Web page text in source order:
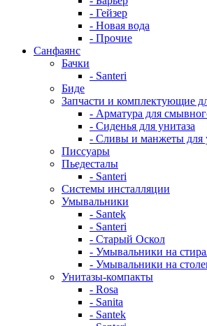
- Гейзер
- Новая вода
- Прочие
Санфаянс
Бачки
- Santeri
Биде
Запчасти и комплектующие
- Арматура для
- Сиденья для унитаза
- Сливы и манжеты для
Писсуары
Пьедесталы
- Santeri
Системы инсталляции
Умывальники
- Santek
- Santeri
- Старый Оскол
- Умывальники на
- Умывальники на
Унитазы-компакты
- Rosa
- Sanita
- Santek